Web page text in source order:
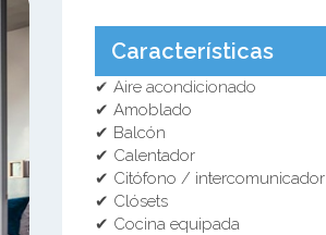
Características
✔ Aire acondicionado
✔ Amoblado
✔ Balcón
✔ Calentador
✔ Citófono / intercomunicador
✔ Clósets
✔ Cocina equipada